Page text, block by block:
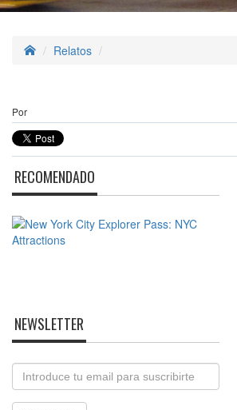
Relatos
Por
RECOMENDADO
NEWSLETTER
Email